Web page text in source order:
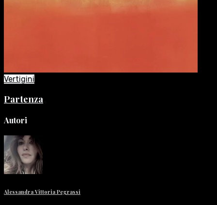
Vertigini
Partenza
Autori
Alessandra Vittoria Pegrassi